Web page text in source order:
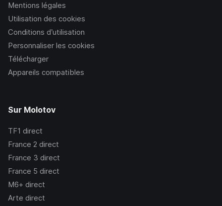
Mentions légales
Utilisation des cookies
Conditions d’utilisation
Personnaliser les cookies
Télécharger
Appareils compatibles
Sur Molotov
TF1 direct
France 2 direct
France 3 direct
France 5 direct
M6+ direct
Arte direct